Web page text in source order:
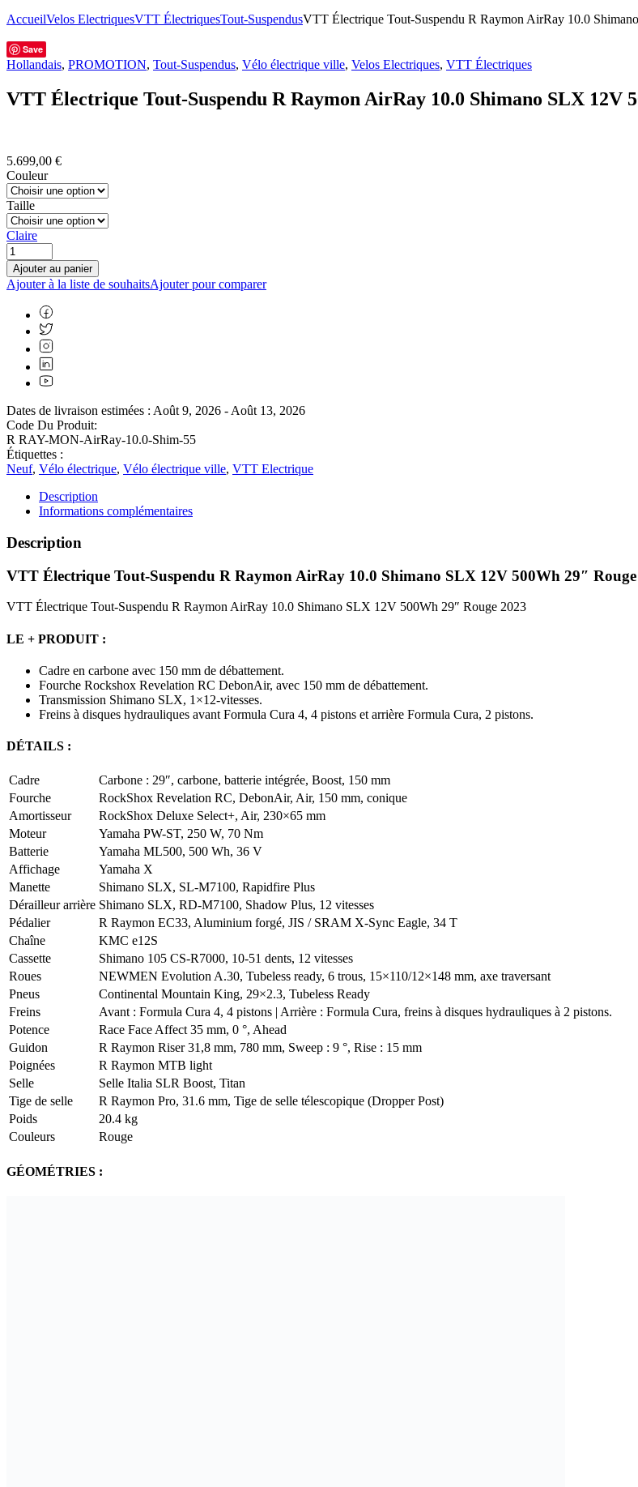
AccueilVelos ElectriquesVTT ÉlectriquesTout-SuspendusVTT Électrique Tout-Suspendu R Raymon AirRay 10.0
Save
Hollandais, PROMOTION, Tout-Suspendus, Vélo électrique ville, Velos Electriques, VTT Électriques
VTT Électrique Tout-Suspendu R Raymon AirRay 10.0 Shimano SLX 12V
5.699,00 €
Couleur
Taille
Claire
Ajouter au panier
Ajouter à la liste de souhaitsAjouter pour comparer
Dates de livraison estimées : Août 9, 2026 - Août 13, 2026
Code Du Produit:
R RAY-MON-AirRay-10.0-Shim-55
Étiquettes :
Neuf, Vélo électrique, Vélo électrique ville, VTT Electrique
Description
Informations complémentaires
Description
VTT Électrique Tout-Suspendu R Raymon AirRay 10.0 Shimano SLX 12V 500Wh 29″ Rouge
VTT Électrique Tout-Suspendu R Raymon AirRay 10.0 Shimano SLX 12V 500Wh 29″ Rouge 2023
LE + PRODUIT :
Cadre en carbone avec 150 mm de débattement.
Fourche Rockshox Revelation RC DebonAir, avec 150 mm de débattement.
Transmission Shimano SLX, 1×12-vitesses.
Freins à disques hydrauliques avant Formula Cura 4, 4 pistons et arrière Formula Cura, 2 pistons.
DÉTAILS :
Cadre
Carbone : 29″, carbone, batterie intégrée, Boost, 150 mm
Fourche
RockShox Revelation RC, DebonAir, Air, 150 mm, conique
Amortisseur
RockShox Deluxe Select+, Air, 230×65 mm
Moteur
Yamaha PW-ST, 250 W, 70 Nm
Batterie
Yamaha ML500, 500 Wh, 36 V
Affichage
Yamaha X
Manette
Shimano SLX, SL-M7100, Rapidfire Plus
Dérailleur arrière Shimano SLX, RD-M7100, Shadow Plus, 12 vitesses
Pédalier
R Raymon EC33, Aluminium forgé, JIS / SRAM X-Sync Eagle, 34 T
Chaîne
KMC e12S
Cassette
Shimano 105 CS-R7000, 10-51 dents, 12 vitesses
Roues
NEWMEN Evolution A.30, Tubeless ready, 6 trous, 15×110/12×148 mm, axe traversant
Pneus
Continental Mountain King, 29×2.3, Tubeless Ready
Freins
Avant : Formula Cura 4, 4 pistons | Arrière : Formula Cura, freins à disques hydrauliques à 2 pistons.
Potence
Race Face Affect 35 mm, 0 °, Ahead
Guidon
R Raymon Riser 31,8 mm, 780 mm, Sweep : 9 °, Rise : 15 mm
Poignées
R Raymon MTB light
Selle
Selle Italia SLR Boost, Titan
Tige de selle
R Raymon Pro, 31.6 mm, Tige de selle télescopique (Dropper Post)
Poids
20.4 kg
Couleurs
Rouge
GÉOMÉTRIES :